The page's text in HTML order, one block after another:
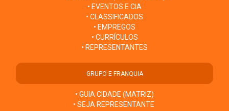
• EVENTOS E CIA
• CLASSIFICADOS
• EMPREGOS
• CURRÍCULOS
• REPRESENTANTES
GRUPO E FRANQUIA
• GUIA CIDADE (MATRIZ)
• SEJA REPRESENTANTE